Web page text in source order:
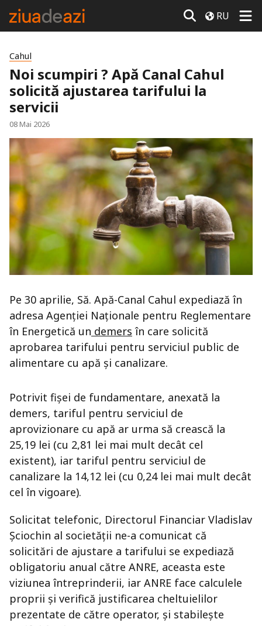
RU
Cahul
Noi scumpiri ? Apă Canal Cahul
solicită ajustarea tarifului la
servicii
08 Mai 2026
Pe 30 aprilie, Să. Apă-Canal Cahul expediază în
adresa Agenției Naționale pentru Reglementare
în Energetică un demers în care solicită
aprobarea tarifului pentru serviciul public de
alimentare cu apă și canalizare.
Potrivit fișei de fundamentare, anexată la
demers, tariful pentru serviciul de
aprovizionare cu apă ar urma să crească la
25,19 lei (cu 2,81 lei mai mult decât cel
existent), iar tariful pentru serviciul de
canalizare la 14,12 lei (cu 0,24 lei mai mult decât
cel în vigoare).
Solicitat telefonic, Directorul Financiar Vladislav
Șciochin al societății ne-a comunicat că
solicitări de ajustare a tarifului se expediază
obligatoriu anual către ANRE, aceasta este
viziunea întreprinderii, iar ANRE face calculele
proprii și verifică justificarea cheltuielilor
prezentate de către operator, și stabilește